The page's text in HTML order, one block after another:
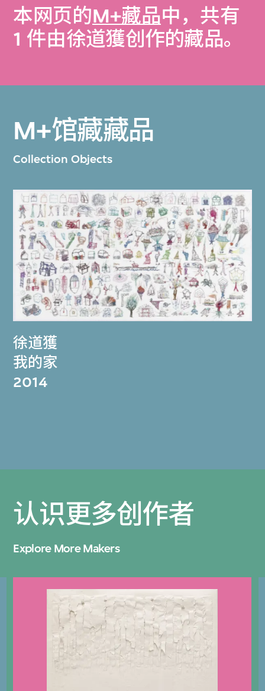
本网页的M+藏品中，共有
1 件由徐道獲创作的藏品。
M+馆藏藏品
Collection Objects
徐道獲
我的家
2014
认识更多创作者
Explore More Makers